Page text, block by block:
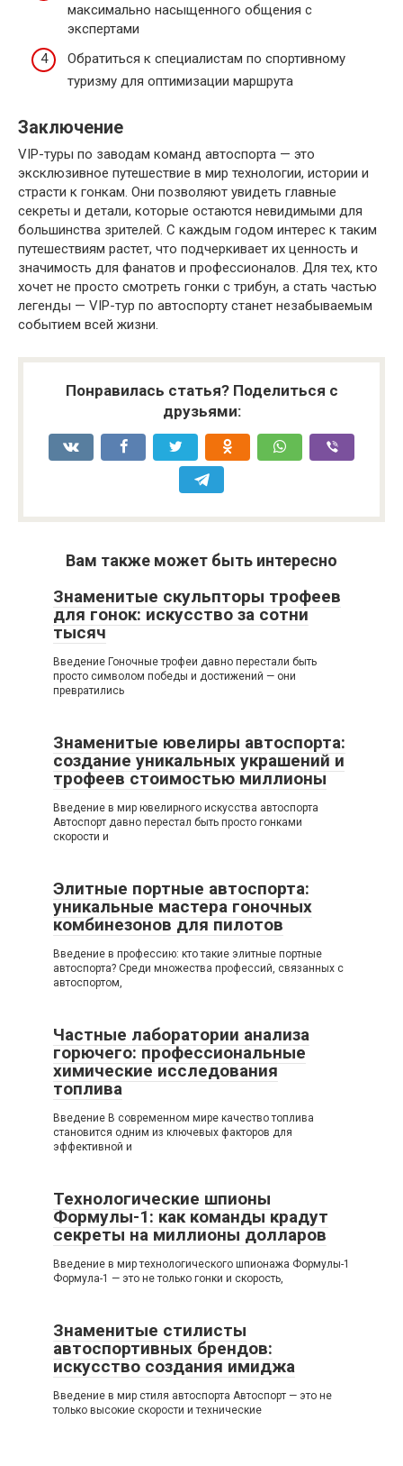
максимально насыщенного общения с
экспертами
Обратиться к специалистам по спортивному
туризму для оптимизации маршрута
Заключение
VIP-туры по заводам команд автоспорта — это
эксклюзивное путешествие в мир технологии, истории и
страсти к гонкам. Они позволяют увидеть главные
секреты и детали, которые остаются невидимыми для
большинства зрителей. С каждым годом интерес к таким
путешествиям растет, что подчеркивает их ценность и
значимость для фанатов и профессионалов. Для тех, кто
хочет не просто смотреть гонки с трибун, а стать частью
легенды — VIP-тур по автоспорту станет незабываемым
событием всей жизни.
Понравилась статья? Поделиться с
друзьями:
Вам также может быть интересно
Знаменитые скульпторы трофеев
для гонок: искусство за сотни
тысяч
Введение Гоночные трофеи давно перестали быть
просто символом победы и достижений — они
превратились
Знаменитые ювелиры автоспорта:
создание уникальных украшений и
трофеев стоимостью миллионы
Введение в мир ювелирного искусства автоспорта
Автоспорт давно перестал быть просто гонками
скорости и
Элитные портные автоспорта:
уникальные мастера гоночных
комбинезонов для пилотов
Введение в профессию: кто такие элитные портные
автоспорта? Среди множества профессий, связанных с
автоспортом,
Частные лаборатории анализа
горючего: профессиональные
химические исследования
топлива
Введение В современном мире качество топлива
становится одним из ключевых факторов для
эффективной и
Технологические шпионы
Формулы-1: как команды крадут
секреты на миллионы долларов
Введение в мир технологического шпионажа Формулы-1
Формула-1 — это не только гонки и скорость,
Знаменитые стилисты
автоспортивных брендов:
искусство создания имиджа
Введение в мир стиля автоспорта Автоспорт — это не
только высокие скорости и технические